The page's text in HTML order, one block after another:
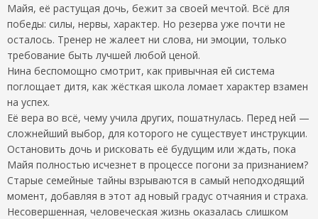
Майя, её растущая дочь, бежит за своей мечтой. Всё для
победы: силы, нервы, характер. Но резерва уже почти не
осталось. Тренер не жалеет ни слова, ни эмоции, только
требование быть лучшей любой ценой.
Нина беспомощно смотрит, как привычная ей система
поглощает дитя, как жёсткая школа ломает характер взамен
на успех.
Её вера во всё, чему учила других, пошатнулась. Перед ней —
сложнейший выбор, для которого не существует инструкции.
Остановить дочь и рисковать её будущим или ждать, пока
Майя полностью исчезнет в процессе погони за признанием?
Старые семейные тайны взрываются в самый неподходящий
момент, добавляя в этот ад новый градус отчаяния и страха.
Несовершенная, человеческая жизнь оказалась слишком